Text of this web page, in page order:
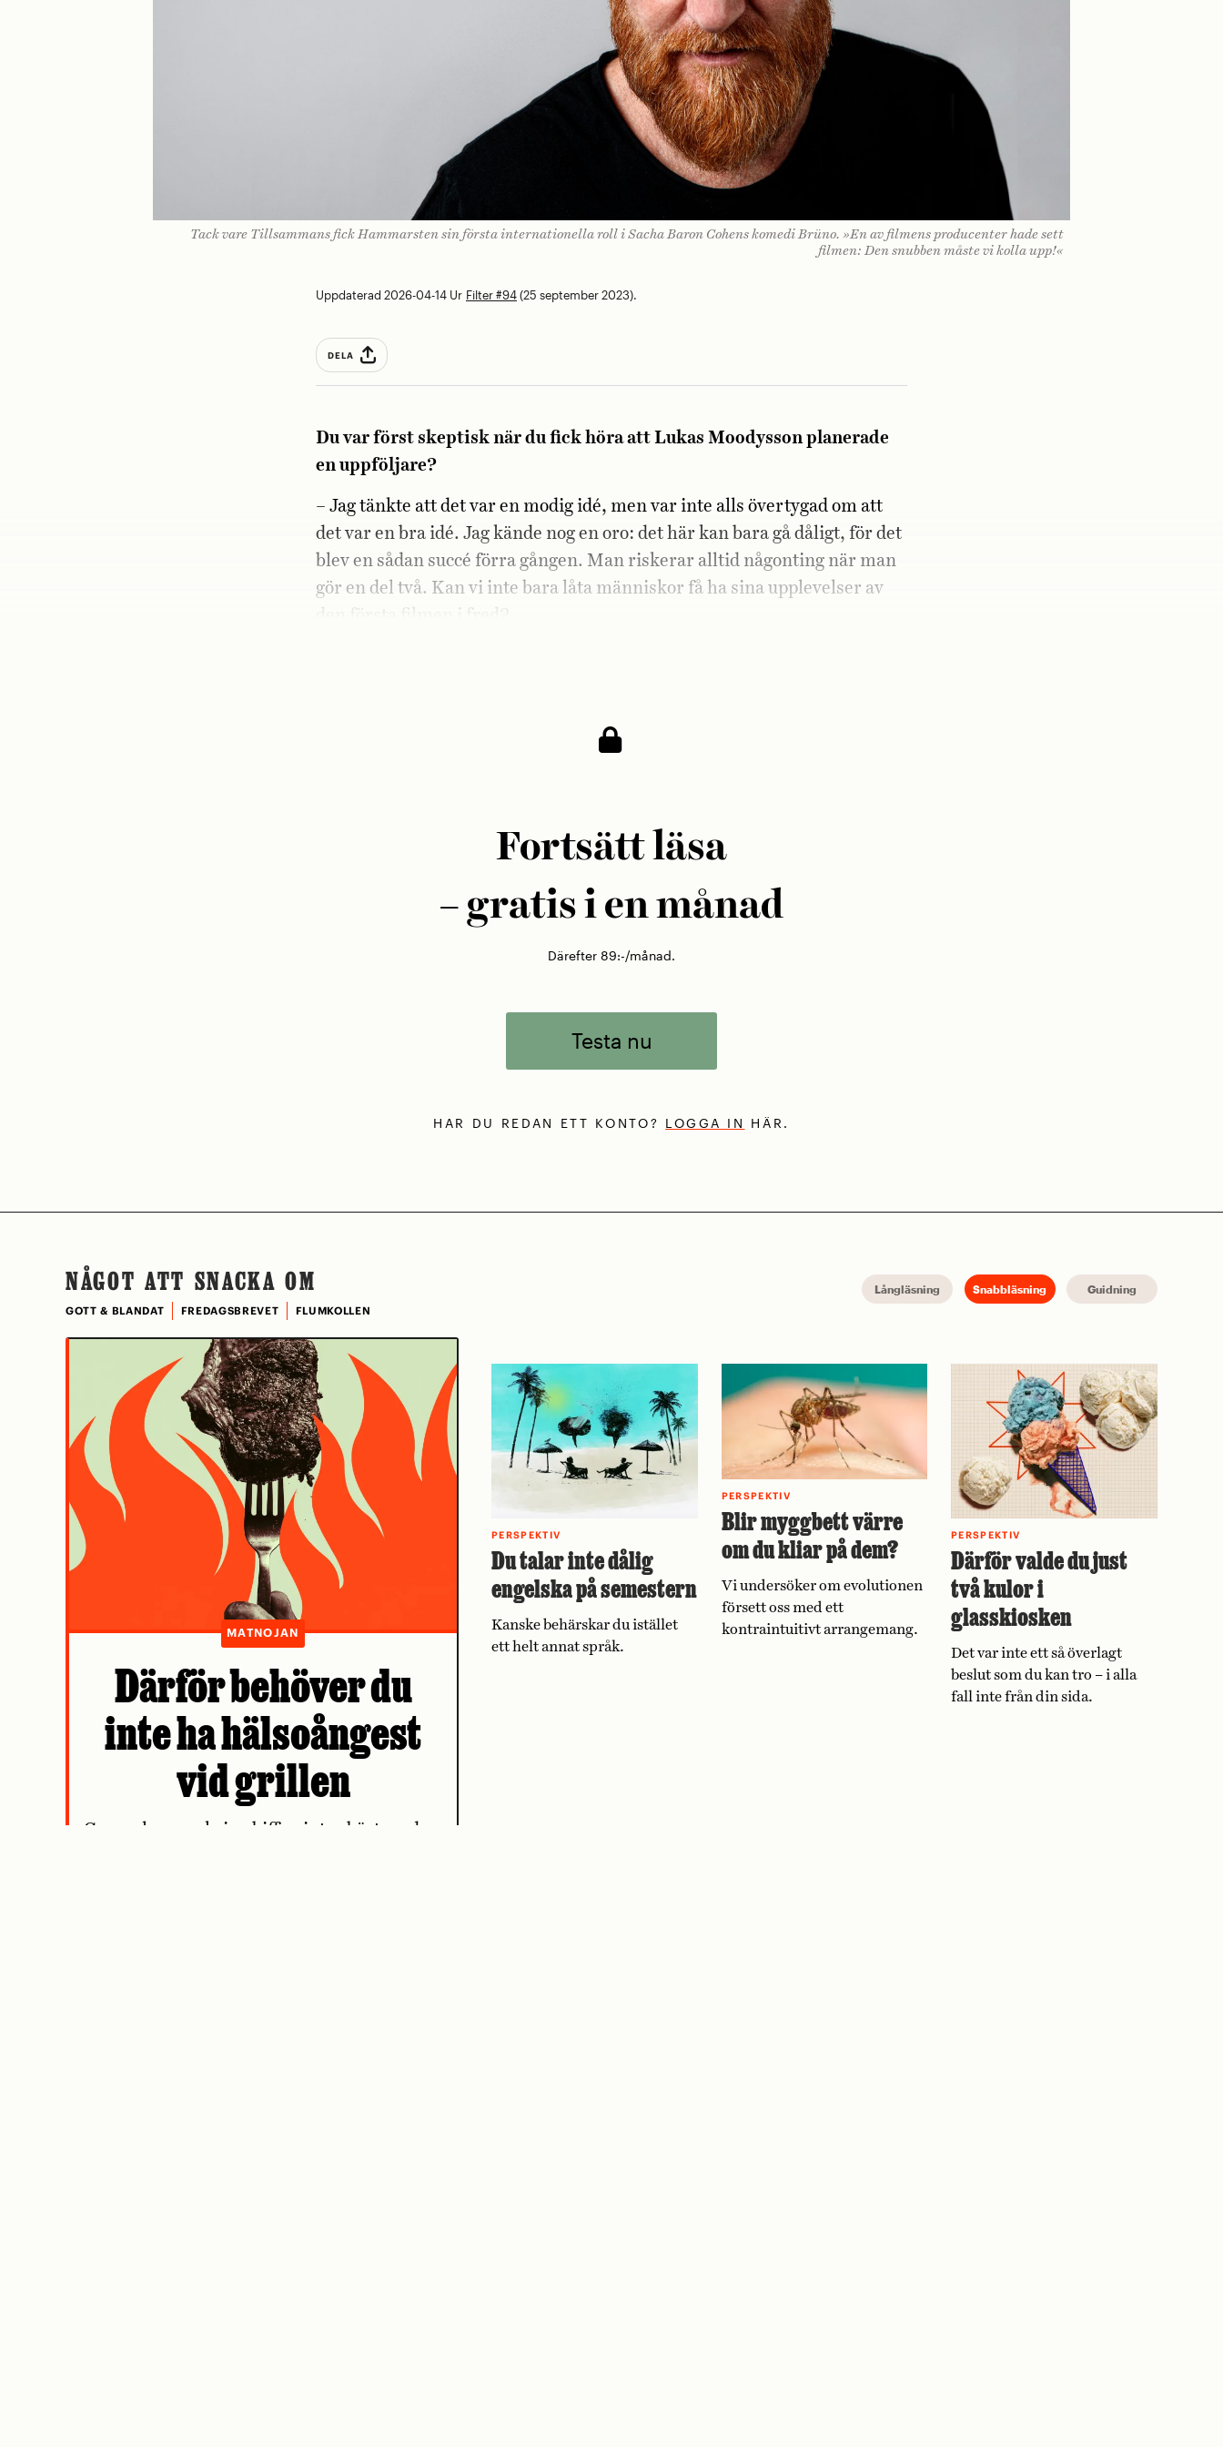
Tack vare Tillsammans fick Hammarsten sin första internationella roll i Sacha Baron Cohens komedi Brüno. »En av filmens producenter hade sett
filmen: Den snubben måste vi kolla upp!«
Uppdaterad 2026-04-14 Ur Filter #94(25 september 2023).
DELA
Du var först skeptisk när du fick höra att Lukas Moodysson planerade
en uppföljare?
– Jag tänkte att det var en modig idé, men var inte alls övertygad om att
det var en bra idé. Jag kände nog en oro: det här kan bara gå dåligt, för det
blev en sådan succé förra gången. Man riskerar alltid någonting när man
gör en del två. Kan vi inte bara låta människor få ha sina upplevelser av
Fortsätt läsa
– gratis i en månad
Därefter 89:-/månad.
Testa nu
HAR DU REDAN ETT KONTO? LOGGA IN HÄR.
Långläsning Snabbläsning Guidning
NÅGOT ATT SNACKA OM
GOTT & BLANDAT FREDAGSBREVET FLUMKOLLEN
MATNOJAN
Därför behöver du
inte ha hälsoångest
vid grillen
Cancerlarmen kring biffen intas bäst med en
PERSPEKTIV
Du talar inte dålig
engelska på semestern
Kanske behärskar du istället
ett helt annat språk.
PERSPEKTIV
Blir myggbett värre
om du kliar på dem?
Vi undersöker om evolutionen
försett oss med ett
kontraintuitivt arrangemang.
PERSPEKTIV
Därför valde du just
två kulor i
glasskiosken
Det var inte ett så överlagt
beslut som du kan tro – i alla
fall inte från din sida.